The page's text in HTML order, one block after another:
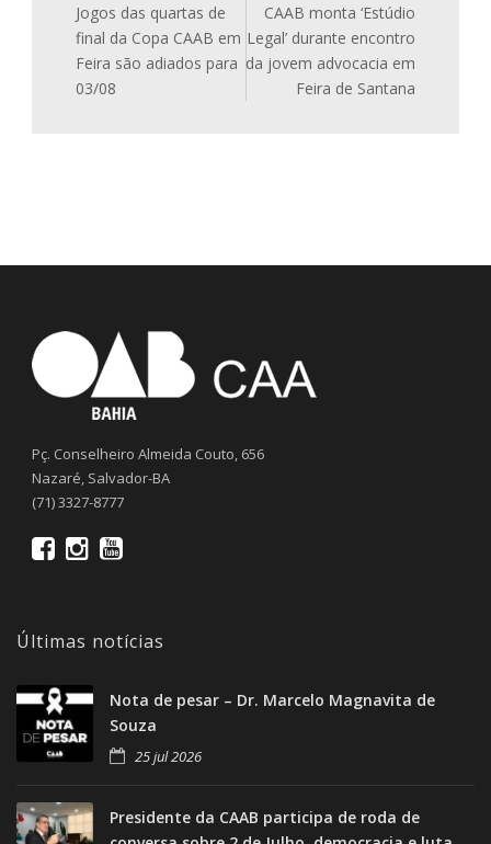
Jogos das quartas de
final da Copa CAAB em
Feira são adiados para
03/08
CAAB monta ‘Estúdio
Legal’ durante encontro
da jovem advocacia em
Feira de Santana
Pç. Conselheiro Almeida Couto, 656
Nazaré, Salvador-BA
(71) 3327-8777
Últimas notícias
Nota de pesar – Dr. Marcelo Magnavita de
Souza
25 jul 2026
Presidente da CAAB participa de roda de